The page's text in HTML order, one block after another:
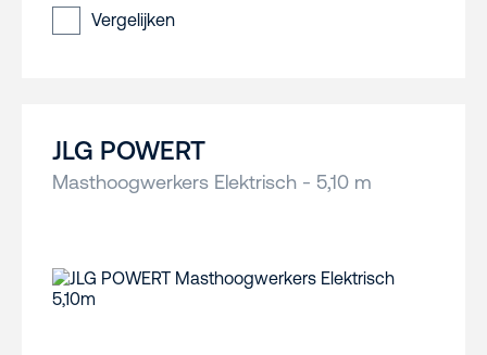
Vergelijken
JLG POWERT
Masthoogwerkers Elektrisch - 5,10 m